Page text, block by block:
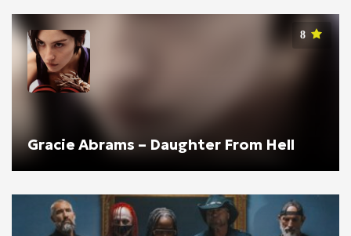
8
Gracie Abrams – Daughter From Hell